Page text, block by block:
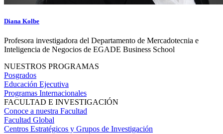
Diana Kolbe
Profesora investigadora del Departamento de Mercadotecnia e
Inteligencia de Negocios de EGADE Business School
NUESTROS PROGRAMAS
Posgrados
Educación Ejecutiva
Programas Internacionales
FACULTAD E INVESTIGACIÓN
Conoce a nuestra Facultad
Facultad Global
Centros Estratégicos y Grupos de Investigación